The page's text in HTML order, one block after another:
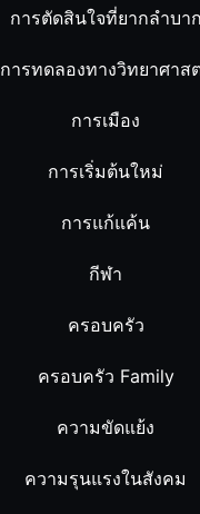
การตัดสินใจที่ยากลำบาก
การทดลองทางวิทยาศาส
การเมือง
การเริ่มต้นใหม่
การแก้แค้น
กีฬา
ครอบครัว
ครอบครัว Family
ความขัดแย้ง
ความรุนแรงในสังคม